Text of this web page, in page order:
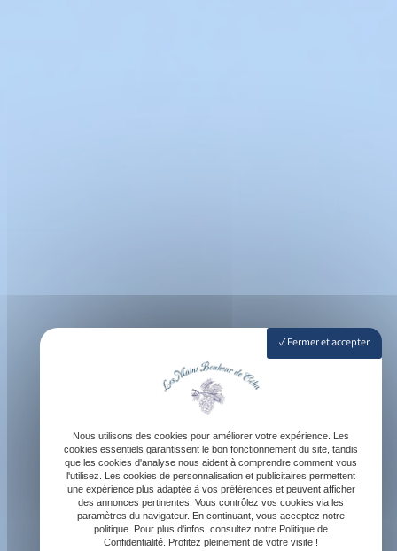
Fermer et accepter
Nous utilisons des cookies pour améliorer votre expérience. Les
cookies essentiels garantissent le bon fonctionnement du site, tandis
que les cookies d'analyse nous aident à comprendre comment vous
l'utilisez. Les cookies de personnalisation et publicitaires permettent
une expérience plus adaptée à vos préférences et peuvent afficher
des annonces pertinentes. Vous contrôlez vos cookies via les
paramètres du navigateur. En continuant, vous acceptez notre
politique. Pour plus d'infos, consultez notre Politique de
Confidentialité. Profitez pleinement de votre visite !